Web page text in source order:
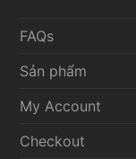
FAQs
Sản phẩm
My Account
Checkout